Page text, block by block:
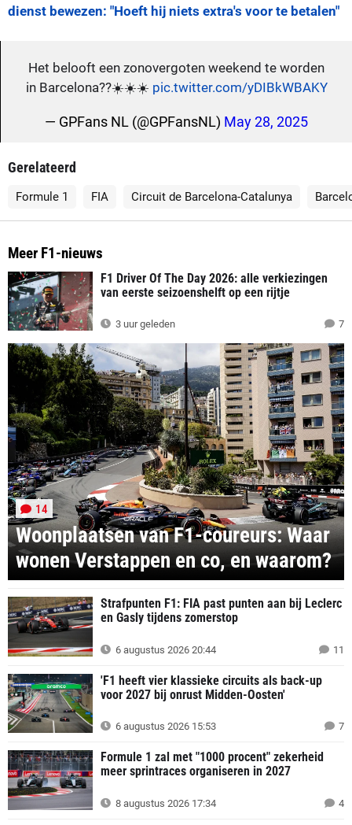
dienst bewezen: "Hoeft hij niets extra's voor te betalen"
Het belooft een zonovergoten weekend te worden
in Barcelona??☀️☀️☀️ pic.twitter.com/yDIBkWBAKY
— GPFans NL (@GPFansNL) May 28, 2025
Gerelateerd
Formule 1 FIA Circuit de Barcelona-Catalunya
Meer F1-nieuws
F1 Driver Of The Day 2026: alle verkiezingen
van eerste seizoenshelft op een rijtje
3 uur geleden 7
Woonplaatsen van F1-coureurs: Waar
wonen Verstappen en co, en waarom?
14
Strafpunten F1: FIA past punten aan bij Leclerc
en Gasly tijdens zomerstop
6 augustus 2026 20:44 11
'F1 heeft vier klassieke circuits als back-up
voor 2027 bij onrust Midden-Oosten'
6 augustus 2026 15:53 7
Formule 1 zal met "1000 procent" zekerheid
meer sprintraces organiseren in 2027
8 augustus 2026 17:34 4